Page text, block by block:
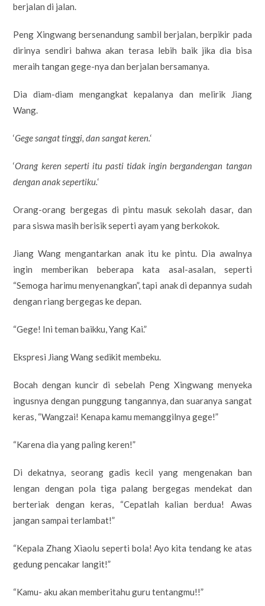
berjalan di jalan.
Peng Xingwang bersenandung sambil berjalan, berpikir pada
dirinya sendiri bahwa akan terasa lebih baik jika dia bisa
meraih tangan gege-nya dan berjalan bersamanya.
Dia diam-diam mengangkat kepalanya dan melirik Jiang
Wang.
‘Gege sangat tinggi, dan sangat keren.‘
‘Orang keren seperti itu pasti tidak ingin bergandengan tangan
dengan anak sepertiku.‘
Orang-orang bergegas di pintu masuk sekolah dasar, dan
para siswa masih berisik seperti ayam yang berkokok.
Jiang Wang mengantarkan anak itu ke pintu. Dia awalnya
ingin memberikan beberapa kata asal-asalan, seperti
“Semoga harimu menyenangkan”, tapi anak di depannya sudah
dengan riang bergegas ke depan.
“Gege! Ini teman baikku, Yang Kai.”
Ekspresi Jiang Wang sedikit membeku.
Bocah dengan kuncir di sebelah Peng Xingwang menyeka
ingusnya dengan punggung tangannya, dan suaranya sangat
keras, “Wangzai! Kenapa kamu memanggilnya gege!”
“Karena dia yang paling keren!”
Di dekatnya, seorang gadis kecil yang mengenakan ban
lengan dengan pola tiga palang bergegas mendekat dan
berteriak dengan keras, “Cepatlah kalian berdua! Awas
jangan sampai terlambat!”
“Kepala Zhang Xiaolu seperti bola! Ayo kita tendang ke atas
gedung pencakar langit!”
“Kamu- aku akan memberitahu guru tentangmu!!”